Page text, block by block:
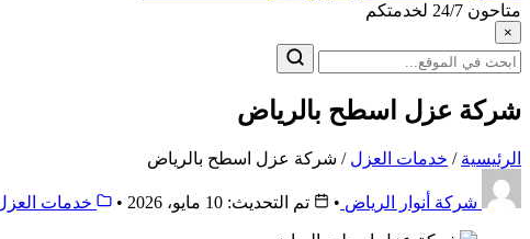
متاحون 24/7 لخدمتكم
×
البحث
عن:
شركة عزل اسطح بالرياض
الرئيسية / خدمات العزل / شركة عزل اسطح بالرياض
شركة أنوار الرياض • تم التحديث: 10 مايو، 2026 • خدمات